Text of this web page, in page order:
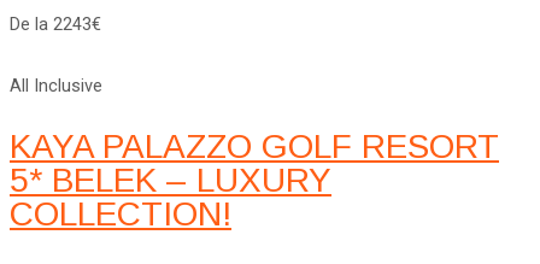
De la 2243€
All Inclusive
KAYA PALAZZO GOLF RESORT
5* BELEK – LUXURY
COLLECTION!